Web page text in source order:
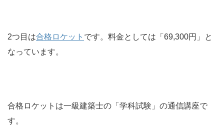
2つ目は合格ロケット です。料金としては「69,300円」と
なっています。
合格ロケットは一級建築士の「学科試験」の通信講座で
す。